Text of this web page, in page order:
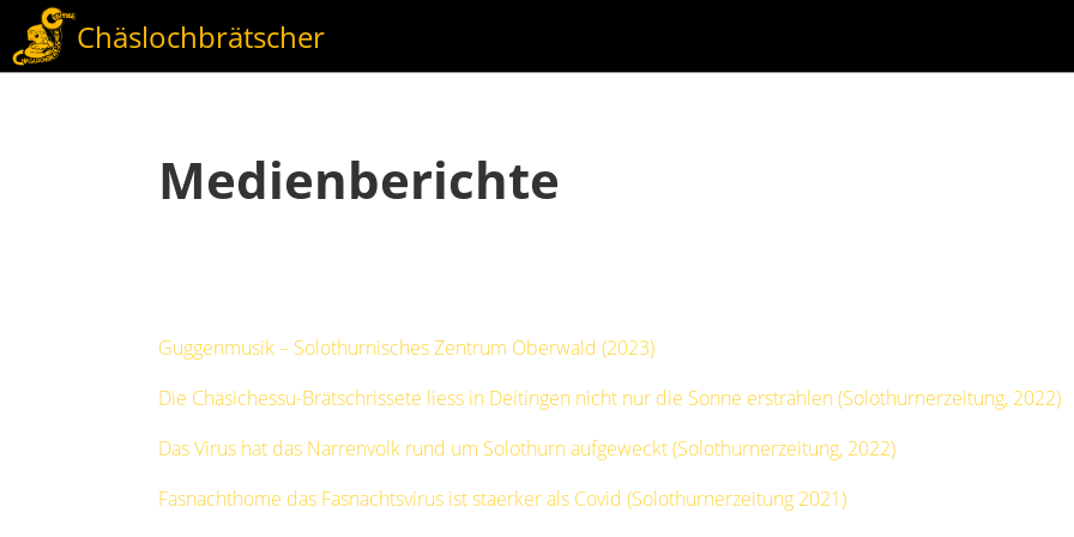
Chäslochbrätscher
Medienberichte
Guggenmusik – Solothurnisches Zentrum Oberwald (2023)
Die Chäsichessu-Brätschrissete liess in Deitingen nicht nur die Sonne erstrahlen (Solothurnerzeitung, 2022)
Das Virus hat das Narrenvolk rund um Solothurn aufgeweckt (Solothurnerzeitung, 2022)
Fasnachthome das Fasnachtsvirus ist staerker als Covid (Solothurnerzeitung 2021)